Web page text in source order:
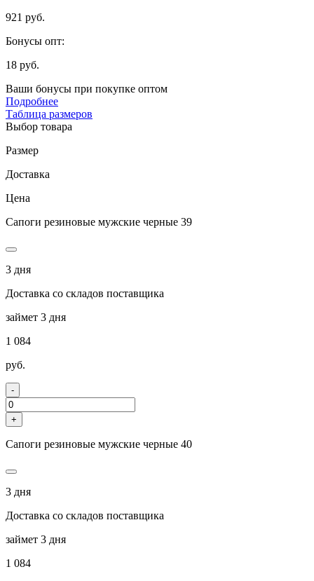
921 руб.
Бонусы опт:
18 руб.
Ваши бонусы при покупке оптом
Подробнее
Таблица размеров
Выбор товара
Размер
Доставка
Цена
Сапоги резиновые мужские черные 39
3 дня
Доставка со складов поставщика
займет 3 дня
1 084
руб.
-
+
Сапоги резиновые мужские черные 40
3 дня
Доставка со складов поставщика
займет 3 дня
1 084